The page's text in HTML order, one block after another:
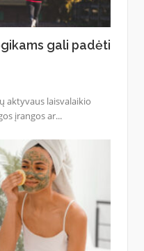
gali padėti
aktyvaus laisvalaikio
įrangos ar...